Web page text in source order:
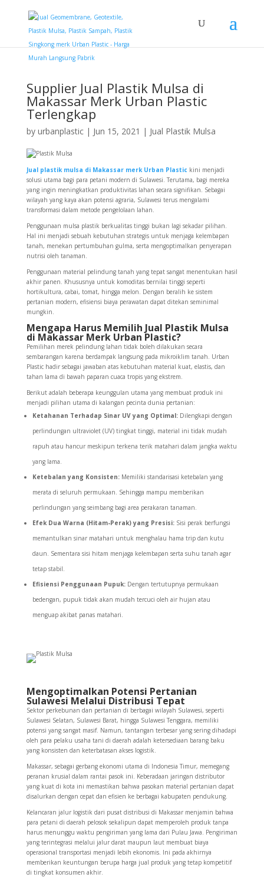
Supplier Jual Plastik Mulsa di
Makassar Merk Urban Plastic
Terlengkap
by urbanplastic| Jun 15, 2021 | Jual Plastik Mulsa
Jual plastik mulsa di Makassar merk Urban Plastic kini menjadi
solusi utama bagi para petani modern di Sulawesi. Terutama, bagi mereka
yang ingin meningkatkan produktivitas lahan secara signifikan. Sebagai
wilayah yang kaya akan potensi agraria, Sulawesi terus mengalami
transformasi dalam metode pengelolaan lahan.
Penggunaan mulsa plastik berkualitas tinggi bukan lagi sekadar pilihan.
Hal ini menjadi sebuah kebutuhan strategis untuk menjaga kelembapan
tanah, menekan pertumbuhan gulma, serta mengoptimalkan penyerapan
nutrisi oleh tanaman.
Penggunaan material pelindung tanah yang tepat sangat menentukan hasil
akhir panen. Khususnya untuk komoditas bernilai tinggi seperti
hortikultura, cabai, tomat, hingga melon. Dengan beralih ke sistem
pertanian modern, efisiensi biaya perawatan dapat ditekan seminimal
mungkin.
Mengapa Harus Memilih Jual Plastik Mulsa
di Makassar Merk Urban Plastic?
Pemilihan merek pelindung lahan tidak boleh dilakukan secara
sembarangan karena berdampak langsung pada mikroiklim tanah. Urban
Plastic hadir sebagai jawaban atas kebutuhan material kuat, elastis, dan
tahan lama di bawah paparan cuaca tropis yang ekstrem.
Berikut adalah beberapa keunggulan utama yang membuat produk ini
menjadi pilihan utama di kalangan pecinta dunia pertanian:
Ketahanan Terhadap Sinar UV yang Optimal:Dilengkapi dengan
perlindungan ultraviolet (UV) tingkat tinggi, material ini tidak mudah
rapuh atau hancur meskipun terkena terik matahari dalam jangka waktu
yang lama.
Ketebalan yang Konsisten:Memiliki standarisasi ketebalan yang
merata di seluruh permukaan. Sehingga mampu memberikan
perlindungan yang seimbang bagi area perakaran tanaman.
Efek Dua Warna (Hitam-Perak) yang Presisi:Sisi perak berfungsi
memantulkan sinar matahari untuk menghalau hama trip dan kutu
daun. Sementara sisi hitam menjaga kelembapan serta suhu tanah agar
tetap stabil.
Efisiensi Penggunaan Pupuk:Dengan tertutupnya permukaan
bedengan, pupuk tidak akan mudah tercuci oleh air hujan atau
menguap akibat panas matahari.
Mengoptimalkan Potensi Pertanian
Sulawesi Melalui Distribusi Tepat
Sektor perkebunan dan pertanian di berbagai wilayah Sulawesi, seperti
Sulawesi Selatan, Sulawesi Barat, hingga Sulawesi Tenggara, memiliki
potensi yang sangat masif. Namun, tantangan terbesar yang sering dihadapi
oleh para pelaku usaha tani di daerah adalah ketersediaan barang baku
yang konsisten dan keterbatasan akses logistik.
Makassar, sebagai gerbang ekonomi utama di Indonesia Timur, memegang
peranan krusial dalam rantai pasok ini. Keberadaan jaringan distributor
yang kuat di kota ini memastikan bahwa pasokan material pertanian dapat
disalurkan dengan cepat dan efisien ke berbagai kabupaten pendukung.
Kelancaran jalur logistik dari pusat distribusi di Makassar menjamin bahwa
para petani di daerah pelosok sekalipun dapat memperoleh produk tanpa
harus menunggu waktu pengiriman yang lama dari Pulau Jawa. Pengiriman
yang terintegrasi melalui jalur darat maupun laut membuat biaya
operasional transportasi menjadi lebih ekonomis. Ini pada akhirnya
memberikan keuntungan berupa harga jual produk yang tetap kompetitif
di tingkat konsumen akhir.